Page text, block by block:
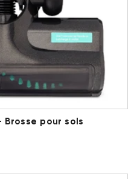
pour sols